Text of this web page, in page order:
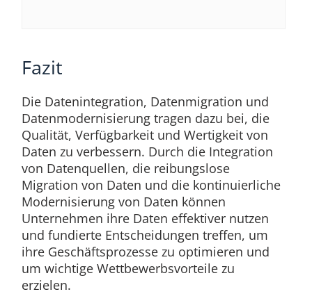
Fazit
Die Datenintegration, Datenmigration und
Datenmodernisierung tragen dazu bei, die
Qualität, Verfügbarkeit und Wertigkeit von
Daten zu verbessern. Durch die Integration
von Datenquellen, die reibungslose
Migration von Daten und die kontinuierliche
Modernisierung von Daten können
Unternehmen ihre Daten effektiver nutzen
und fundierte Entscheidungen treffen, um
ihre Geschäftsprozesse zu optimieren und
um wichtige Wettbewerbsvorteile zu
erzielen.